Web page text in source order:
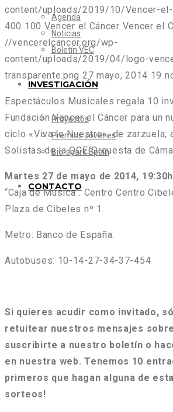
Agenda
Noticias
Boletín VEC
INVESTIGACIÓN
Proyectos
Premios Jóvenes
Bio-spark Spain
CONTACTO
content/uploads/2019/10/Vencer-el-
400 100 Vencer el Cáncer Vencer el
//vencerelcancer.org/wp-
content/uploads/2019/04/logo-
transparente.png 27 mayo, 2014 19
Espectáculos Musicales regala 10
Fundación Vencer el Cáncer para un
ciclo «Viva lo Nuestro», de zarzuela,
Solistas de la OCE(Orquesta de
Martes 27 de mayo de 2014, 19:30h
“Caja de Música”. Centro Centro
Plaza de Cibeles nº 1.
Metro: Banco de España.
Autobuses: 10-14-27-34-37-454
Si quieres acudir como invitado,
retuitear nuestros mensajes
suscribirte a nuestro boletín o
en nuestra web. Tenemos 10
primeros que hagan alguna de
sorteos!